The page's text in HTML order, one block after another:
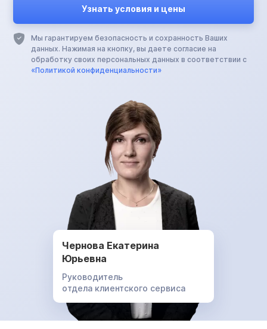
Мы гарантируем безопасность и сохранность Ваших
данных. Нажимая на кнопку, вы даете согласие на
обработку своих персональных данных в соответствии с
«Политикой конфиденциальности»
Чернова Екатерина
Юрьевна
Руководитель
отдела клиентского сервиса